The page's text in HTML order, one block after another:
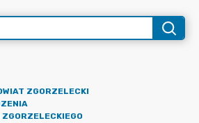
ZGORZELECKI